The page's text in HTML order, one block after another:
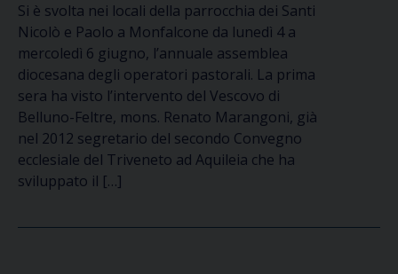
Si è svolta nei locali della parrocchia dei Santi
Nicolò e Paolo a Monfalcone da lunedì 4 a
mercoledì 6 giugno, l’annuale assemblea
diocesana degli operatori pastorali. La prima
sera ha visto l’intervento del Vescovo di
Belluno-Feltre, mons. Renato Marangoni, già
nel 2012 segretario del secondo Convegno
ecclesiale del Triveneto ad Aquileia che ha
sviluppato il […]